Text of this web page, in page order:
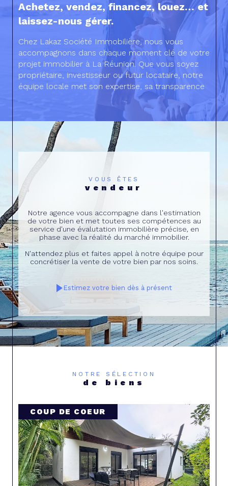
Achetez, vendez, financez, louez… et
laissez-nous gérer.
Chez Lakaz Société Immobilière, nous vous
accompagnons dans chaque moment clé de votre
projet immobilier à La Réunion. Que vous soyez
propriétaire, investisseur ou futur locataire, notre
équipe locale met son expertise, sa transparence
et sa proximité au service de votre tranquillité.
Grâce à notre approche personnalisée, nous vous
aidons à prendre les meilleures décisions pour
sécuriser, valoriser et faire évoluer votre
patrimoine. Avec Lakaz, vous bénéficiez d’un
service simple, efficace et humain, pensé pour
répondre aux besoins du marché réunionnais.
VOUS ÊTES
vendeur
Notre agence vous accompagne dans l'estimation
de votre bien et met toutes ses compétences au
service d'une évalutation immobilière précise, en
phase avec la réalité du marché immobilier.
N'attendez plus et faites appel à notre équipe pour
concrétiser la vente de votre bien par nos soins.
Estimez votre bien dès à présent
NOTRE SÉLECTION
de biens
COUP DE COEUR